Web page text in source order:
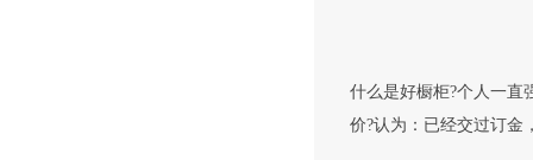
什么是好橱柜?个人一直
价?认为：已经交过订金